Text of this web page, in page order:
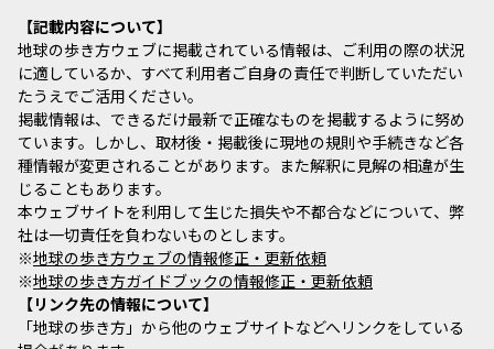
記載内容について
地球の歩き方ウェブに掲載されている情報は、ご利用の際の状況
に適しているか、すべて利用者ご自身の責任で判断していただい
たうえでご活用ください。
掲載情報は、できるだけ最新で正確なものを掲載するように努め
ています。しかし、取材後・掲載後に現地の規則や手続きなど各
種情報が変更されることがあります。また解釈に見解の相違が生
じることもあります。
本ウェブサイトを利用して生じた損失や不都合などについて、弊
社は一切責任を負わないものとします。
※地球の歩き方ウェブの情報修正・更新依頼
※地球の歩き方ガイドブックの情報修正・更新依頼
リンク先の情報について
「地球の歩き方」から他のウェブサイトなどへリンクをしている